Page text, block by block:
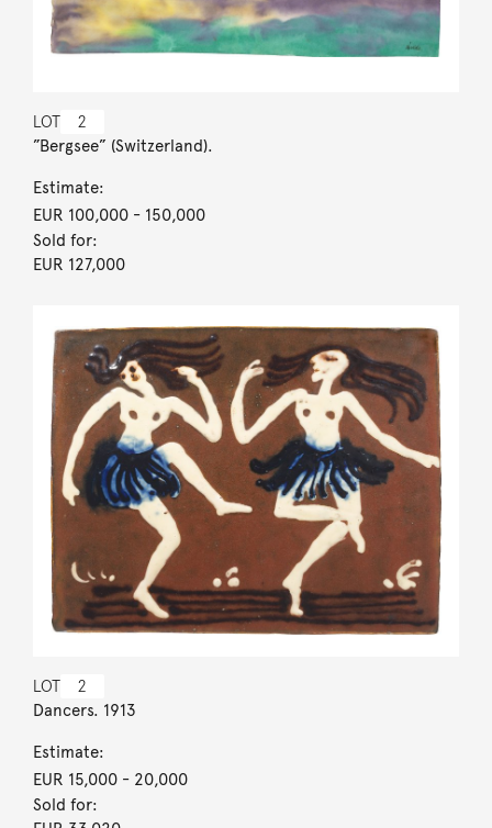
LOT 2
”Bergsee” (Switzerland).
Estimate:
EUR 100,000- 150,000
Sold for:
EUR 127,000
LOT 2
Dancers. 1913
Estimate:
EUR 15,000- 20,000
Sold for: